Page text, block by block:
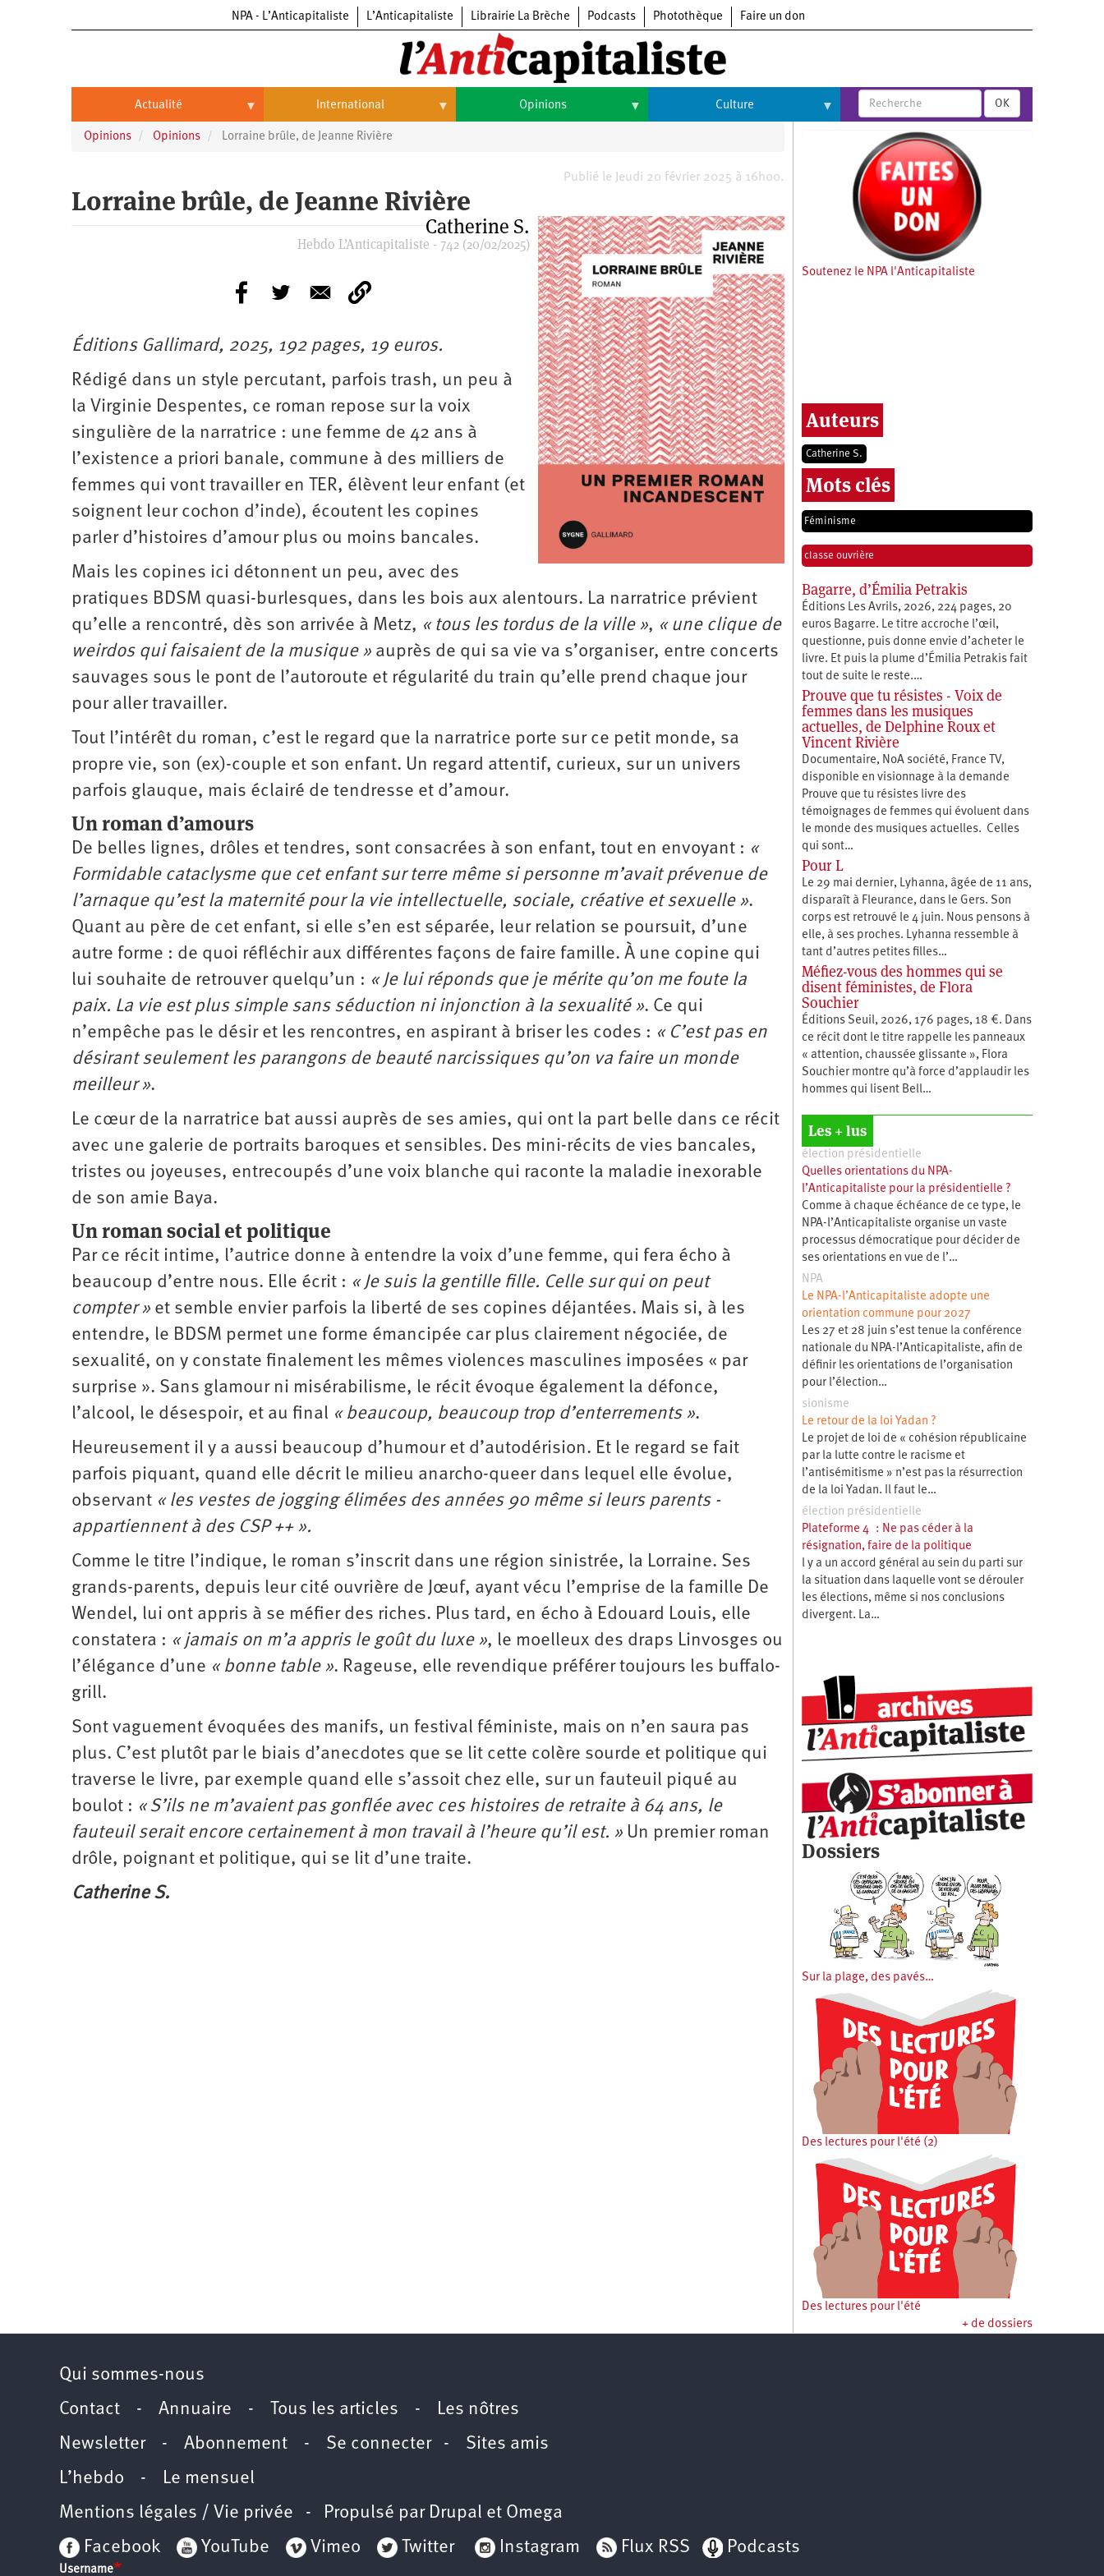
NPA - L’Anticapitaliste L’Anticapitaliste Librairie La Brèche Podcasts Photothèque Faire un don
Actualité
Actualité
Entreprises
Commerce
Hôpitaux
SNCF
Services
publics
Féminisme
LGBTI
Éducation
Santé
Vidéos
Dans
mon
International
International
Chine
États-
Afrique
Amérique
Nord
latine
Europe
Moyen-
Orient
Opinions Culture
Arts
Expositions
Livres
Musique
OK
Opinions Opinions Lorraine brûle, de Jeanne Rivière
Publié le Jeudi 20 février 2025 à 16h00.
Lorraine brûle, de Jeanne Rivière
Catherine S.
Hebdo L’Anticapitaliste - 742 (20/02/2025)
Éditions Gallimard, 2025, 192 pages, 19 euros.
Rédigé dans un style percutant, parfois trash, un peu à
la Virginie Despentes, ce roman repose sur la voix
singulière de la narratrice : une femme de 42 ans à
l’existence a priori banale, commune à des milliers de
femmes qui vont travailler en TER, élèvent leur enfant (et
soignent leur cochon d’inde), écoutent les copines
parler d’histoires d’amour plus ou moins bancales.
Mais les copines ici détonnent un peu, avec des
pratiques BDSM quasi-burlesques, dans les bois aux alentours. La narratrice prévient
qu’elle a rencontré, dès son arrivée à Metz, « tous les tordus de la ville », « une clique de
weirdos qui faisaient de la musique » auprès de qui sa vie va s’organiser, entre concerts
sauvages sous le pont de l’auto­route et régularité du train qu’elle prend chaque jour
pour aller travailler.
Tout l’intérêt du roman, c’est le regard que la narratrice porte sur ce petit monde, sa
propre vie, son (ex)-couple et son enfant. Un regard attentif, curieux, sur un univers
parfois glauque, mais éclairé de tendresse et d’amour.
Un roman d’amours
De belles lignes, drôles et tendres, sont consacrées à son enfant, tout en envoyant : «
Formidable cataclysme que cet enfant sur terre même si personne m’avait prévenue de
l’arnaque qu’est la maternité pour la vie intellectuelle, sociale, créative et sexuelle ».
Quant au père de cet enfant, si elle s’en est séparée, leur relation se poursuit, d’une
autre forme : de quoi réfléchir aux différentes façons de faire famille. À une copine qui
lui souhaite de retrouver quelqu’un : « Je lui réponds que je mérite qu’on me foute la
paix. La vie est plus simple sans séduction ni injonction à la sexualité ». Ce qui
n’empêche pas le désir et les rencontres, en aspirant à briser les codes : « C’est pas en
désirant seulement les parangons de beauté narcissiques qu’on va faire un monde
meilleur ».
Le cœur de la narratrice bat aussi auprès de ses amies, qui ont la part belle dans ce récit
avec une galerie de portraits baroques et sensibles. Des mini-récits de vies bancales,
tristes ou joyeuses, entrecoupés d’une voix blanche qui raconte la maladie ­inexorable
de son amie Baya.
Un roman social et politique
Par ce récit intime, l’autrice donne à entendre la voix d’une femme, qui fera écho à
beaucoup d’entre nous. Elle écrit : « Je suis la gentille fille. Celle sur qui on peut
compter » et semble envier parfois la liberté de ses copines déjantées. Mais si, à les
entendre, le BDSM permet une forme émancipée car plus clairement négociée, de
sexualité, on y constate finalement les mêmes violences masculines imposées « par
surprise ». Sans glamour ni misérabilisme, le récit évoque également la défonce,
l’alcool, le désespoir, et au final « beaucoup, beaucoup trop d’enterrements ».
Heureusement il y a aussi beaucoup d’humour et d’autodérision. Et le regard se fait
parfois piquant, quand elle décrit le milieu anarcho-queer dans lequel elle évolue,
observant « les vestes de jogging élimées des années 90 même si leurs parents ­
appartiennent à des CSP ++ ».
Comme le titre l’indique, le roman s’inscrit dans une région sinistrée, la Lorraine. Ses
grands-parents, depuis leur cité ouvrière de Jœuf, ayant vécu l’emprise de la famille De
Wendel, lui ont appris à se méfier des riches. Plus tard, en écho à Edouard Louis, elle
constatera : « jamais on m’a appris le goût du luxe », le moelleux des draps Linvosges ou
l’élégance d’une « bonne table ». Rageuse, elle revendique préférer toujours les buffalo-
grill.
Sont vaguement évoquées des manifs, un festival féministe, mais on n’en saura pas
plus. C’est plutôt par le biais d’anecdotes que se lit cette colère sourde et politique qui
traverse le livre, par exemple quand elle s’assoit chez elle, sur un fauteuil piqué au
boulot : « S’ils ne m’avaient pas gonflée avec ces histoires de retraite à 64 ans, le
fauteuil serait encore certainement à mon travail à l’heure qu’il est. » Un premier roman
drôle, poignant et politique, qui se lit d’une traite.
Catherine S.
Soutenez le NPA l'Anticapitaliste
Auteurs
Catherine S.
Mots clés
Féminisme
classe ouvrière
Bagarre, d’Émilia Petrakis
Éditions Les Avrils, 2026, 224 pages, 20
euros Bagarre. Le titre accroche l’œil,
questionne, puis donne envie d’acheter le
livre. Et puis la plume d’Émilia Petrakis fait
tout de suite le reste.…
Prouve que tu résistes - Voix de
femmes dans les musiques
actuelles, de Delphine Roux et
Vincent Rivière
Documentaire, NoA société, France TV,
disponible en visionnage à la demande
Prouve que tu résistes livre des
témoignages de femmes qui évoluent dans
le monde des musiques actuelles. Celles
qui sont…
Pour L
Le 29 mai dernier, Lyhanna, âgée de 11 ans,
disparaît à Fleurance, dans le Gers. Son
corps est retrouvé le 4 juin. Nous pensons à
elle, à ses proches. Lyhanna ressemble à
tant d’autres petites filles…
Méfiez-vous des hommes qui se
disent féministes, de Flora
Souchier
Éditions Seuil, 2026, 176 pages, 18 €. Dans
ce récit dont le titre rappelle les panneaux
« attention, chaussée glissante », Flora
Souchier montre qu’à force d’applaudir les
hommes qui lisent Bell…
Les + lus
élection présidentielle
Quelles orientations du NPA-
l’Anticapitaliste pour la présidentielle ?
Comme à chaque échéance de ce type, le
NPA-l’Anticapitaliste organise un vaste
processus démocratique pour décider de
ses orientations en vue de l’…
NPA
Le NPA-l’Anticapitaliste adopte une
orientation commune pour 2027
Les 27 et 28 juin s’est tenue la conférence
nationale du NPA-l’Anticapitaliste, afin de
définir les orientations de l’organisation
pour l’élection…
sionisme
Le retour de la loi Yadan ?
Le projet de loi de « cohésion républicaine
par la lutte contre le racisme et
l’antisémitisme » n’est pas la résurrection
de la loi Yadan. Il faut le…
élection présidentielle
Plateforme 4 : Ne pas céder à la
résignation, faire de la politique
l y a un accord général au sein du parti sur
la situation dans laquelle vont se dérouler
les élections, même si nos conclusions
divergent. La…
Dossiers
Sur la plage, des pavés…
Des lectures pour l'été (2)
Des lectures pour l'été
+ de dossiers
Qui sommes-nous
Contact - Annuaire - Tous les articles - Les nôtres
Newsletter- Abonnement - Se connecter- Sites amis
L’hebdo - Le mensuel
Mentions légales / Vie privée - Propulsé par Drupal et Omega
Facebook
YouTube Vimeo Twitter Instagram Flux RSS Podcasts
Username